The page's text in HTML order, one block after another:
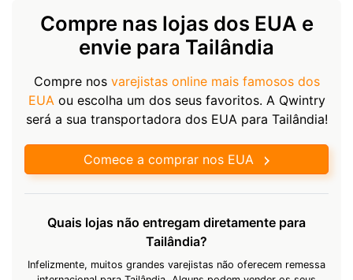
Compre nas lojas dos EUA e
envie para Tailândia
Compre nos varejistas online mais famosos dos
EUA ou escolha um dos seus favoritos. A Qwintry
será a sua transportadora dos EUA para Tailândia!
Comece a comprar nos EUA
Quais lojas não entregam diretamente para
Tailândia?
Infelizmente, muitos grandes varejistas não oferecem remessa